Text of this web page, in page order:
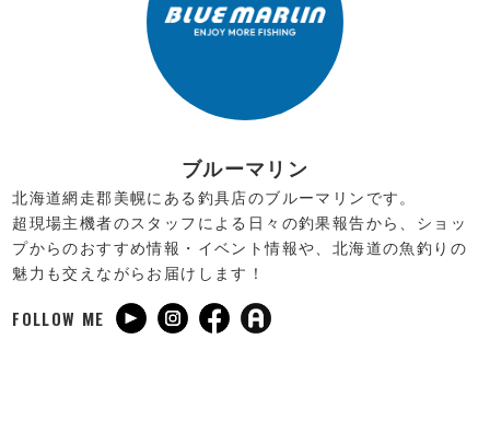
ブルーマリン
北海道網走郡美幌にある釣具店のブルーマリンです。
超現場主機者のスタッフによる日々の釣果報告から、ショッ
プからのおすすめ情報・イベント情報や、北海道の魚釣りの
魅力も交えながらお届けします！
FOLLOW ME